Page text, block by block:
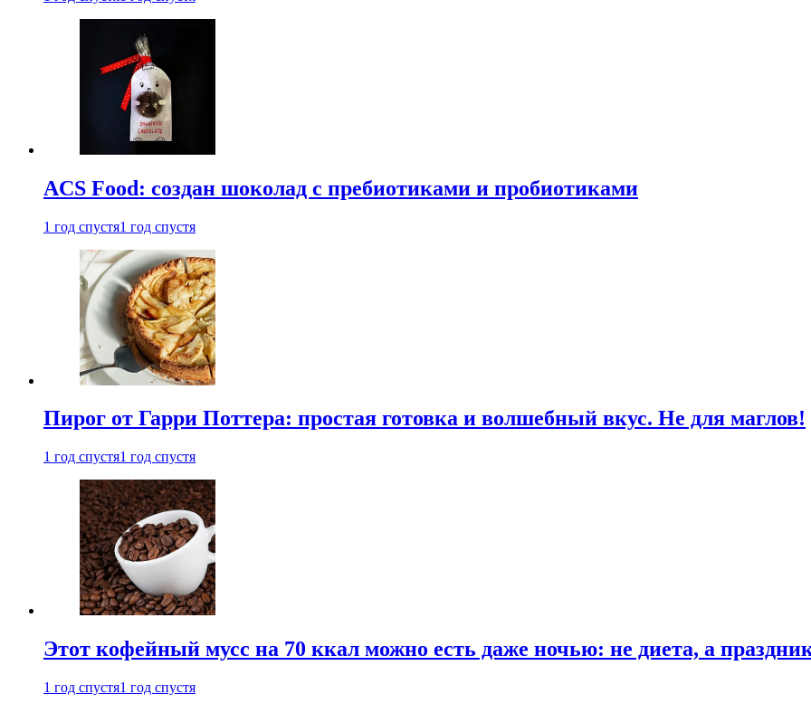
ACS Food: создан шоколад с пребиотиками и пробиотиками
1 год спустя1 год спустя
Пирог от Гарри Поттера: простая готовка и волшебный вкус. Не для маглов!
1 год спустя1 год спустя
Этот кофейный мусс на 70 ккал можно есть даже ночью: не диета, а
1 год спустя1 год спустя